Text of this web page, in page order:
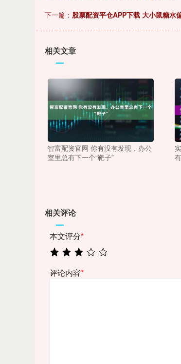
下一篇： 股票配资平仓APP下载 大小鼠糖水
相关文章
智富配资官网 你有没有发现，办公
室里总有下一个“靶子”
相关评论
本文评分*
评论内容*